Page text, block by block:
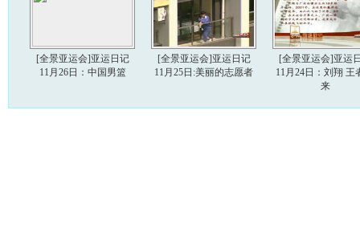
[全景亚运会]亚运日记
11月26日：中国男篮
[全景亚运会]亚运日记
11月25日:美丽的志愿者
[全景亚运会]亚运
11月24日：刘翔 王
来